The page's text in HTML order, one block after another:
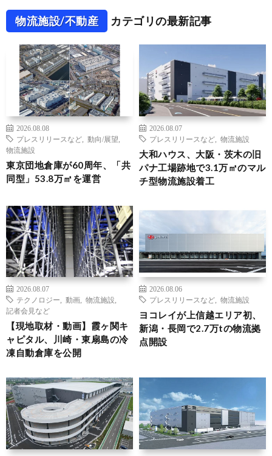
物流施設/不動産 カテゴリの最新記事
2026.08.08
プレスリリースなど
動向/展望
物流施設
東京団地倉庫が60周年、「共
同型」53.8万㎡を運営
2026.08.07
プレスリリースなど
物流施設
大和ハウス、大阪・茨木の旧
パナ工場跡地で3.1万㎡のマル
チ型物流施設着工
2026.08.07
テクノロジー
動画 物流施設
記者会見など
【現地取材・動画】霞ヶ関キ
ャピタル、川崎・東扇島の冷
凍自動倉庫を公開
2026.08.06
プレスリリースなど
物流施設
ヨコレイが上信越エリア初、
新潟・長岡で2.7万tの物流拠
点開設